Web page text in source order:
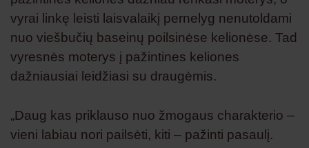
vyrai linkę leisti laisvalaikį pernelyg nenutoldami
nuo viešbučių baseinų poilsinėse kelionėse. Tad
vyresnės moterys į pažintines keliones
dažniausiai leidžiasi su draugėmis.
„Daug kas priklauso nuo žmogaus charakterio –
vieni labiau nori pailsėti, kiti – pažinti pasaulį.